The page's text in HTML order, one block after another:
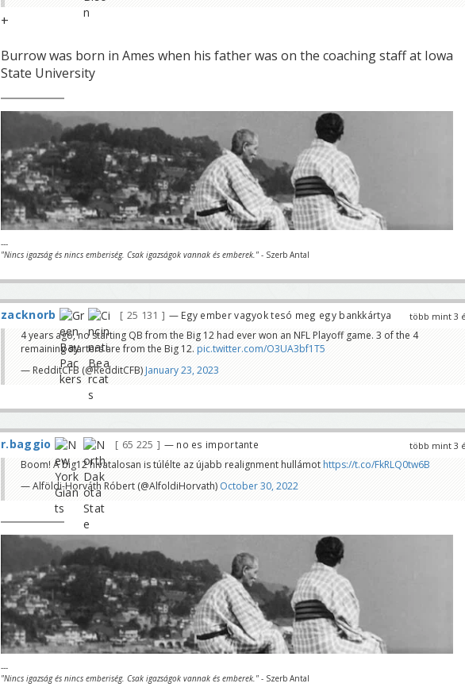
+
Burrow was born in Ames when his father was on the coaching staff at Iowa
State University
---
"Nincs igazság és nincs emberiség. Csak igazságok vannak és emberek." - Szerb Antal
több mint 3
zacknorb 25 131 — Egy ember vagyok tesó meg egy bankkártya
4 years ago, no starting QB from the Big 12 had ever won an NFL Playoff game. 3 of the 4
remaining starters are from the Big 12. pic.twitter.com/O3UA3bf1T5
— RedditCFB (@RedditCFB)January 23, 2023
több mint 3
r.baggio 65 225 — no es importante
Boom! A big12 hivatalosan is túlélte az újabb realignment hullámothttps://t.co/FkRLQ0tw6B
— Alföldi-Horváth Róbert (@AlfoldiHorvath) October 30, 2022
---
"Nincs igazság és nincs emberiség. Csak igazságok vannak és emberek." - Szerb Antal